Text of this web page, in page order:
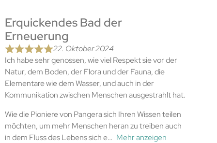
Erquickendes Bad der
Erneuerung
22. Oktober 2024
Ich habe sehr genossen, wie viel Respekt sie vor der
Natur, dem Boden, der Flora und der Fauna, die
Elementare wie dem Wasser, und auch in der
Kommunikation zwischen Menschen ausgestrahlt hat.
Wie die Pioniere von Pangera sich Ihren Wissen teilen
möchten, um mehr Menschen heran zu treiben auch
in dem Fluss des Lebens sich e
Mehr anzeigen